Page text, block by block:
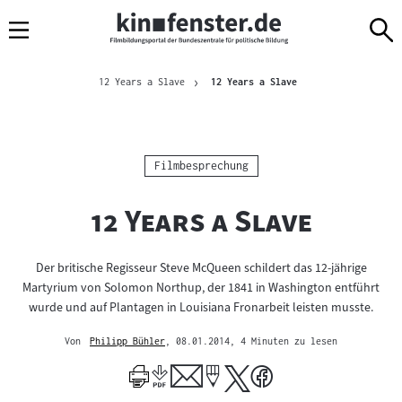
Navigation
zum
zur
Brotkrümelnavigation
12 Years a Slave 12 Years a SlaveAktuelle Seite
Kategorie:
Filmbesprechung
"
12 Years a Slave"
Der britische Regisseur Steve McQueen schildert das 12-jährige
Martyrium von Solomon Northup, der 1841 in Washington entführt
wurde und auf Plantagen in Louisiana Fronarbeit leisten musste.
Von
Philipp Bühler
zum
Author
, 08.01.2014 , 4 Minuten zu lesen